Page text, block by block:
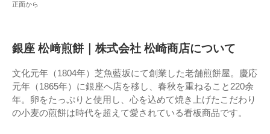
正面から
銀座 松﨑煎餅｜株式会社 松崎商店について
文化元年（1804年）芝魚藍坂にて創業した老舗煎餅屋。慶応
元年（1865年）に銀座へ店を移し、春秋を重ねること220余
年。卵をたっぷりと使用し、心を込めて焼き上げたこだわり
の小麦の煎餅は時代を超えて愛されている看板商品です。